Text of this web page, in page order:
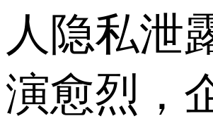
人隐私泄
演愈烈，